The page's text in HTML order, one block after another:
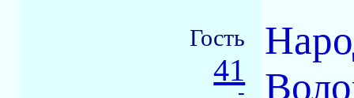
Гость
41
-